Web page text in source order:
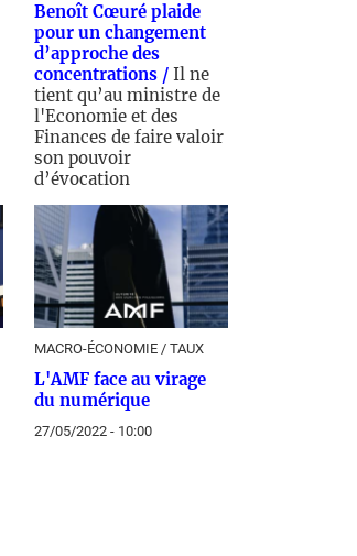
Benoît Cœuré plaide
pour un changement
d’approche des
concentrations / Il ne
tient qu’au ministre de
l'Economie et des
Finances de faire valoir
son pouvoir
d’évocation
11/12/2025 - 12:00
MACRO-ÉCONOMIE / TAUX
L'AMF face au virage
du numérique
27/05/2022 - 10:00